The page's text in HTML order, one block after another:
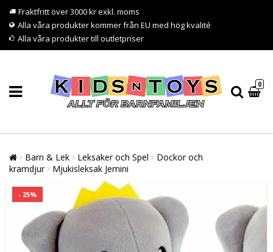
Fraktfritt över 3000 kr exkl. moms
Alla våra produkter kommer från EU med hög kvalité
Alla våra produkter till outletpriser
0
Barn & Lek Leksaker och Spel
Dockor och
kramdjur
Mjukisleksak Jemini
- 25%